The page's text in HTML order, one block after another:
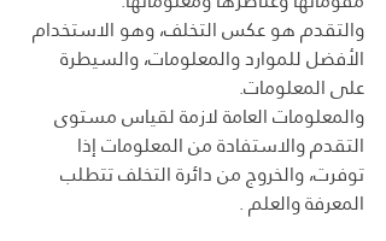
والتقدم هو عكس التخلف، وهو الاستخدام
الأفضل للموارد والمعلومات، والسيطرة
على المعلومات.
والمعلومات العامة لازمة لقياس مستوى
التقدم والاستفادة من المعلومات إذا
توفرت، والخروج من دائرة التخلف تتطلب
المعرفة والعلم .